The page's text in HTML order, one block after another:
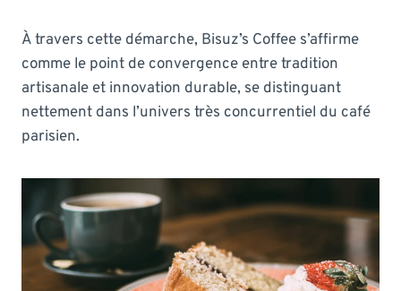
À travers cette démarche, Bisuz’s Coffee s’affirme
comme le point de convergence entre tradition
artisanale et innovation durable, se distinguant
nettement dans l’univers très concurrentiel du café
parisien.